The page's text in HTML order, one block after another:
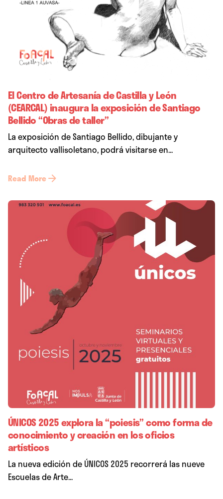
El Centro de Artesanía de Castilla y León
(CEARCAL) inaugura la exposición de Santiago
Bellido “Obras de taller”
La exposición de Santiago Bellido, dibujante y
arquitecto vallisoletano, podrá visitarse en...
Read More
ÚNICOS 2025 explora la “poiesis” como forma de
conocimiento y creación en los oficios
artísticos
La nueva edición de ÚNICOS 2025 recorrerá las nueve
Escuelas de Arte...